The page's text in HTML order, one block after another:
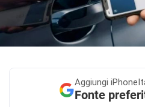
Aggiungi
Fonte